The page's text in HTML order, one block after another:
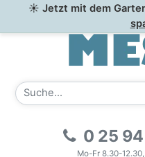
☀ Jetzt mit dem
0 25
Mo-Fr 8.30-